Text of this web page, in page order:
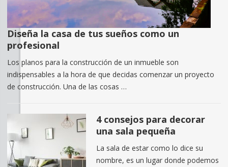
Diseña la casa de tus sueños como un
profesional
Los planos para la construcción de un inmueble son
indispensables a la hora de que decidas comenzar un proyecto
de construcción. Una de las cosas …
4 consejos para decorar
una sala pequeña
La sala de estar como lo dice su
nombre, es un lugar donde podemos